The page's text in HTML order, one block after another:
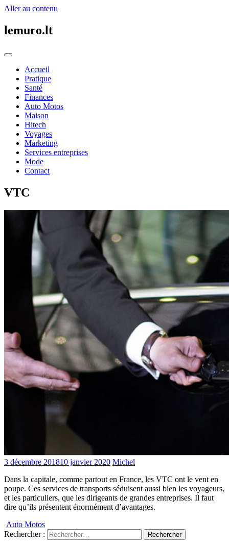
Aller au contenu
lemuro.lt
Accueil
Pratique
Santé
Finances
Auto Motos
Maison
Hitech
Voyages
Marketing
Services entreprises
Mode
Contact
VTC
3 décembre 201810 janvier 2020 Michel
Dans la capitale, comme partout en France, les VTC ont le vent en
poupe. Ces services de transports séduisent aussi bien les voyageurs,
et les particuliers, que les dirigeants de grandes entreprises. Il faut
dire qu’ils présentent énormément d’avantages.
Auto Motos
Rechercher :